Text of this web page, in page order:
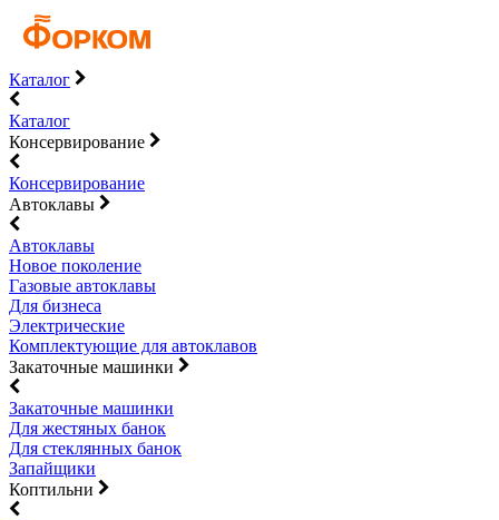
Каталог
Каталог
Консервирование
Консервирование
Автоклавы
Автоклавы
Новое поколение
Газовые автоклавы
Для бизнеса
Электрические
Комплектующие для автоклавов
Закаточные машинки
Закаточные машинки
Для жестяных банок
Для стеклянных банок
Запайщики
Коптильни